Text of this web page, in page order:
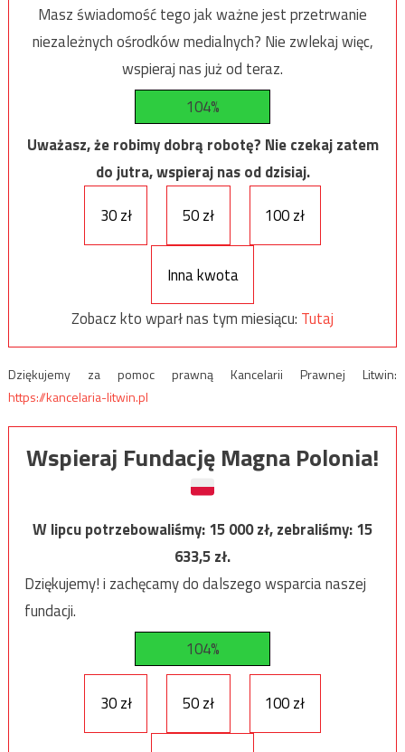
Masz świadomość tego jak ważne jest przetrwanie
niezależnych ośrodków medialnych? Nie zwlekaj więc,
wspieraj nas już od teraz.
104%
Uważasz, że robimy dobrą robotę? Nie czekaj zatem
do jutra, wspieraj nas od dzisiaj.
30 zł
50 zł 100 zł
Inna kwota
Zobacz kto wparł nas tym miesiącu: Tutaj
Dziękujemy za pomoc prawną Kancelarii Prawnej Litwin:
https://kancelaria-litwin.pl
Wspieraj Fundację Magna Polonia!
W lipcu potrzebowaliśmy:15 000zł, zebraliśmy:15
633,5zł.
Dziękujemy! i zachęcamy do dalszego wsparcia naszej
fundacji.
104%
30 zł 50 zł 100 zł